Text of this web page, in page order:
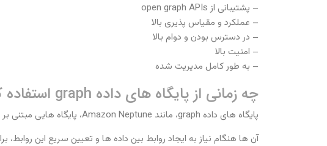
– پشتیبانی از open graph APIs
– عملکرد و مقیاس پذیری بالا
– در دسترس بودن و دوام بالا
– امنیت بالا
– به طور کامل مدیریت شده
چه زمانی از پایگاه های داده graph استفاده کنید
پایگاه های داده graph، مانند Amazon Neptune، پایگاه هایی مبتنی بر هدف برای ذخیره سازی و هدایت روابط هستند.